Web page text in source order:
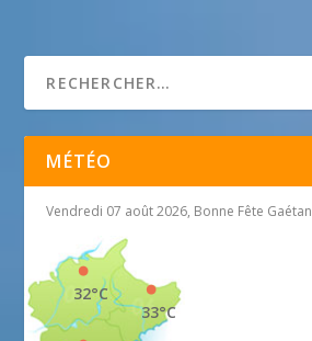
MÉTÉO
Vendredi 07 août 2026, Bonne Fête Gaétan
33°C
32°C